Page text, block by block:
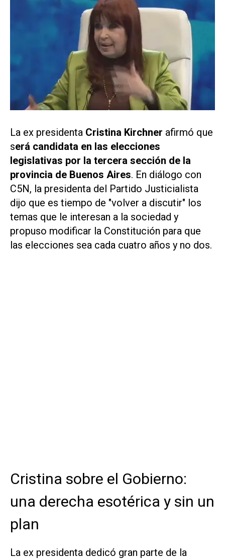
La ex presidenta Cristina Kirchner afirmó que
será candidata en las elecciones
legislativas por la tercera sección de la
provincia de Buenos Aires. En diálogo con
C5N, la presidenta del Partido Justicialista
dijo que es tiempo de "volver a discutir" los
temas que le interesan a la sociedad y
propuso modificar la Constitución para que
las elecciones sea cada cuatro años y no dos.
Cristina sobre el Gobierno:
una derecha esotérica y sin un
plan
La ex presidenta dedicó gran parte de la